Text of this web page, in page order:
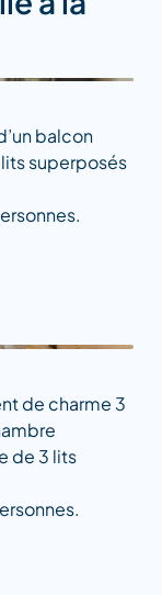
balcon
superposés
de charme 3
de 3 lits